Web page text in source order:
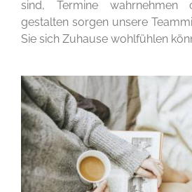
sind, Termine wahrnehmen
gestalten sorgen unsere
Sie sich Zuhause wohlfühlen